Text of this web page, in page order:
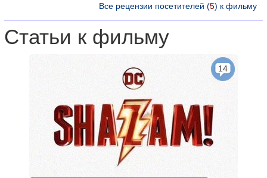
Все рецензии посетителей (5) к фильму
Статьи к фильму
14